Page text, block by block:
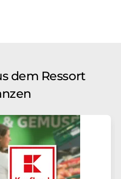
dem Ressort